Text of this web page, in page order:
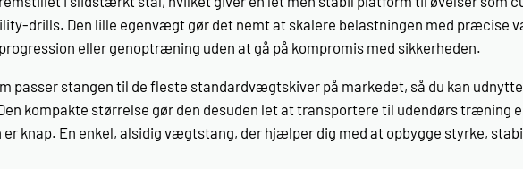
drills. Den lille egenvægt gør det nemt at skalere belastningen med præcise
eller genoptræning uden at gå på kompromis med sikkerheden.
passer stangen til de fleste standardvægtskiver på markedet, så du kan udnytte
kompakte størrelse gør den desuden let at transportere til udendørs træning
er knap. En enkel, alsidig vægtstang, der hjælper dig med at opbygge styrke,